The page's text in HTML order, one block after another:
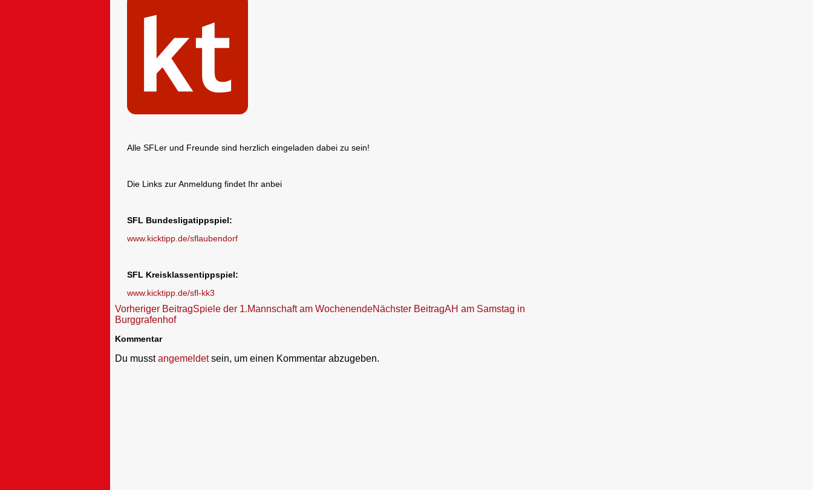
Alle SFLer und Freunde sind herzlich eingeladen dabei zu sein!
Die Links zur Anmeldung findet Ihr anbei
SFL Bundesligatippspiel:
www.kicktipp.de/sflaubendorf
SFL Kreisklassentippspiel:
www.kicktipp.de/sfl-kk3
Beitragsnavigation
Vorheriger BeitragSpiele der 1.Mannschaft am WochenendeNächster BeitragAH am Samstag in
Burggrafenhof
Kommentar
Du musstangemeldetsein, um einen Kommentar abzugeben.